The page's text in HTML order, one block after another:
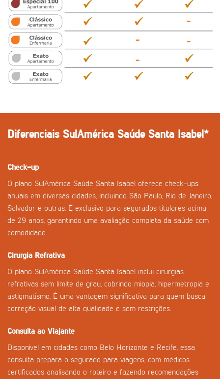
Diferenciais SulAmérica Saúde Santa Isabel*
Check-up
O plano SulAmérica Saúde Santa Isabel oferece check-ups
anuais em diversas cidades, incluindo São Paulo, Rio de Janeiro,
Salvador e outras. É exclusivo para segurados titulares acima
de 29 anos, garantindo uma avaliação completa da saúde com
comodidade.
Cirurgia Refrativa
O plano SulAmérica Saúde Santa Isabel inclui cirurgias
refrativas sem limite de grau, cobrindo miopia, hipermetropia e
astigmatismo. É uma vantagem significativa para quem busca
correção visual de alta qualidade e sem restrições.
Consulta ao Viajante
Disponível em cidades como Belo Horizonte e Recife, essa
consulta prepara o segurado para viagens, com médicos
certificados analisando o roteiro e fazendo recomendações